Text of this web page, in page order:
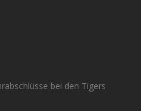
bei den Tigers